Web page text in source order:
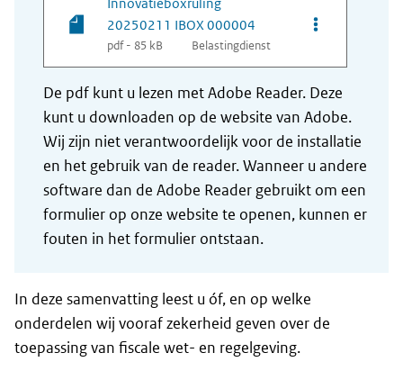
20250211 IBOX 000004
pdf - 85 kB Belastingdienst
Opties van
De pdf kunt u lezen met Adobe Reader. Deze
kunt u downloaden op de website van Adobe.
Wij zijn niet verantwoordelijk voor de installatie
en het gebruik van de reader. Wanneer u andere
software dan de Adobe Reader gebruikt om een
formulier op onze website te openen, kunnen er
fouten in het formulier ontstaan.
In deze samenvatting leest u óf, en op welke
onderdelen wij vooraf zekerheid geven over de
toepassing van fiscale wet- en regelgeving.